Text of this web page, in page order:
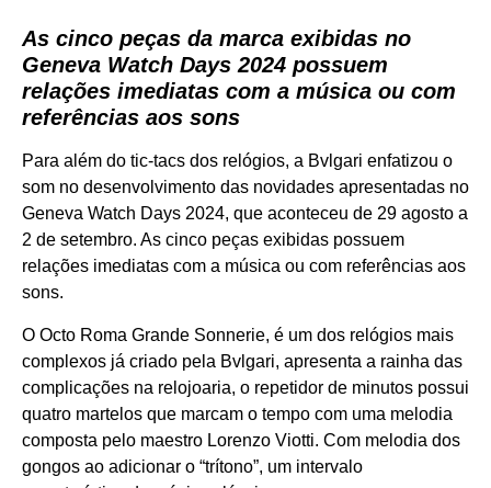
As cinco peças da marca exibidas no
Geneva Watch Days 2024 possuem
relações imediatas com a música ou com
referências aos sons
Para além do tic-tacs dos relógios, a Bvlgari enfatizou o
som no desenvolvimento das novidades apresentadas no
Geneva Watch Days 2024, que aconteceu de 29 agosto a
2 de setembro. As cinco peças exibidas possuem
relações imediatas com a música ou com referências aos
sons.
O Octo Roma Grande Sonnerie, é um dos relógios mais
complexos já criado pela Bvlgari, apresenta a rainha das
complicações na relojoaria, o repetidor de minutos possui
quatro martelos que marcam o tempo com uma melodia
composta pelo maestro Lorenzo Viotti. Com melodia dos
gongos ao adicionar o “trítono”, um intervalo